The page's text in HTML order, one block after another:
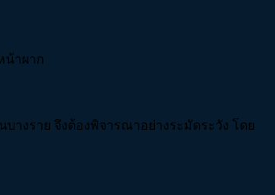
น้าผาก
างราย จึงต้องพิจารณาอย่างระมัดระวัง โดย